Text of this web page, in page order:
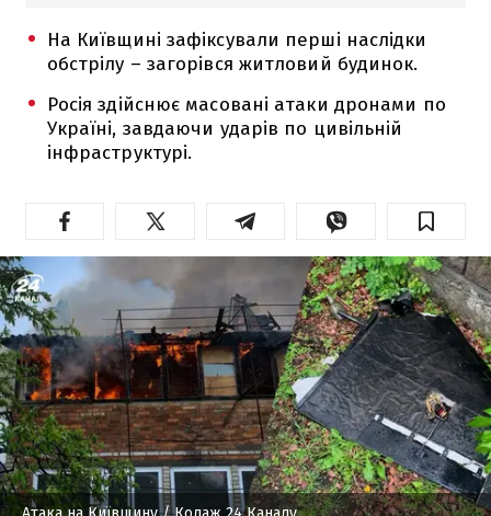
На Київщині зафіксували перші наслідки
обстрілу – загорівся житловий будинок.
Росія здійснює масовані атаки дронами по
Україні, завдаючи ударів по цивільній
інфраструктурі.